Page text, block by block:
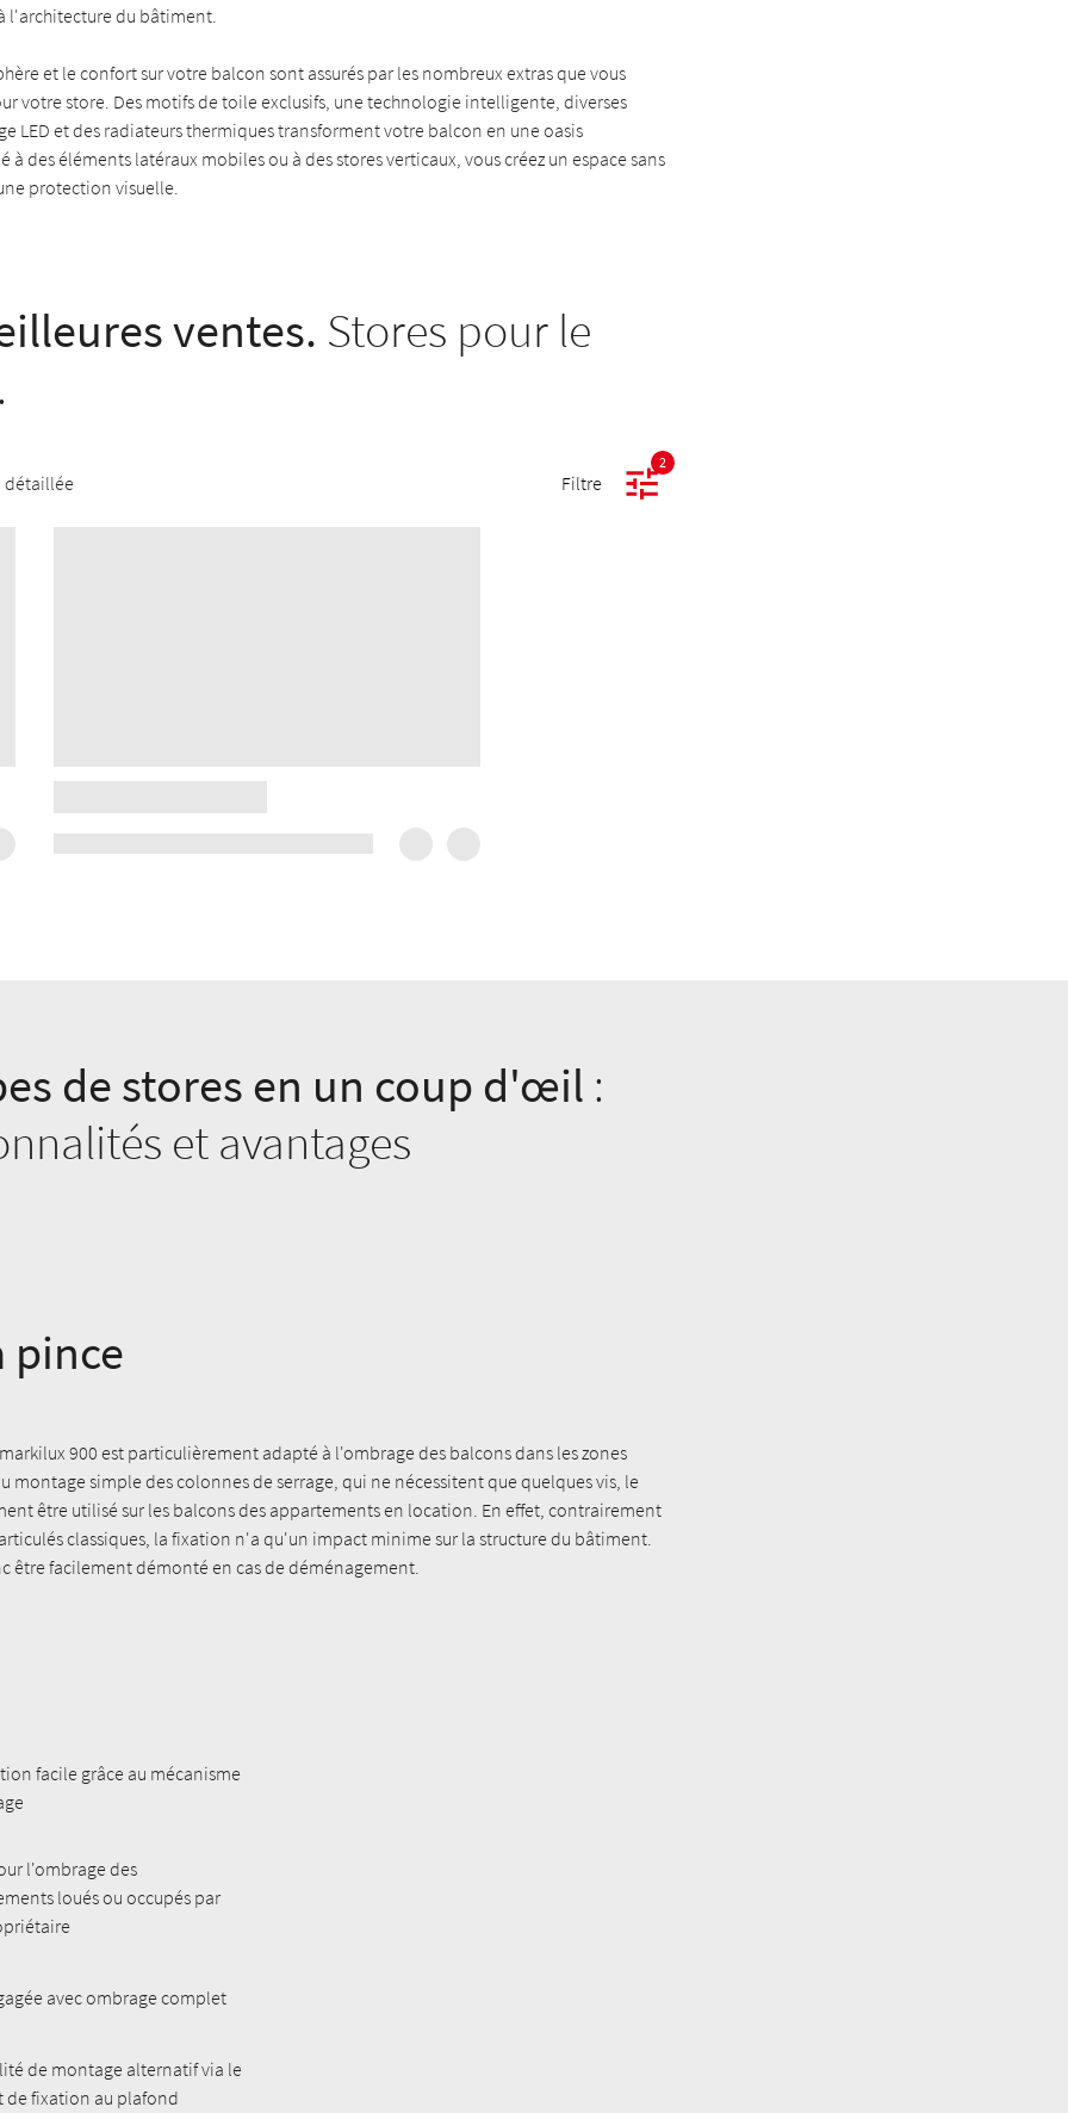
l'architecture du bâtiment.
et le confort sur votre balcon sont assurés par les nombreux extras que vous
votre store. Des motifs de toile exclusifs, une technologie intelligente, diverses
LED et des radiateurs thermiques transforment votre balcon en une oasis
à des éléments latéraux mobiles ou à des stores verticaux, vous créez un espace sans
protection visuelle.
ventes. Stores pour le
détaillée Filtre
2
de stores en un coup d'œil :
et avantages
pince
900 est particulièrement adapté à l'ombrage des balcons dans les zones
montage simple des colonnes de serrage, qui ne nécessitent que quelques vis, le
être utilisé sur les balcons des appartements en location. En effet, contrairement
classiques, la fixation n'a qu'un impact minime sur la structure du bâtiment.
être facilement démonté en cas de déménagement.
facile grâce au mécanisme
l'ombrage des
loués ou occupés par
avec ombrage complet
de montage alternatif via le
de fixation au plafond